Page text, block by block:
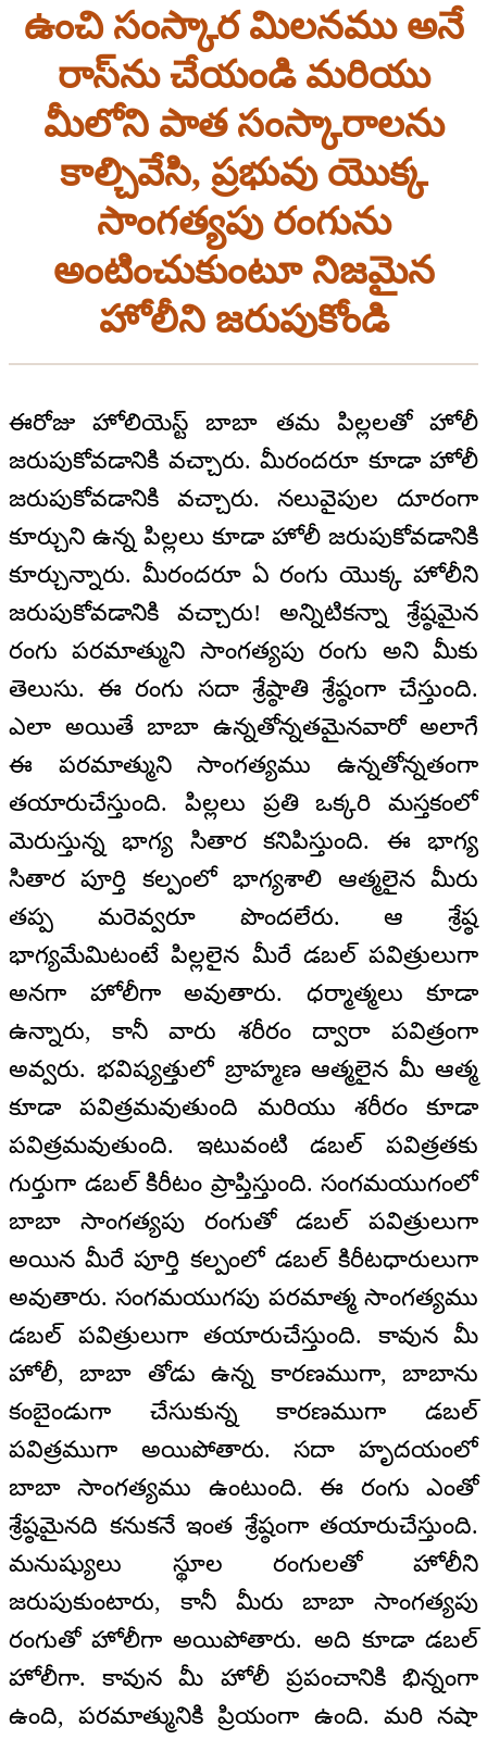
ఉంచి సంస్కార మిలనము అనే
రాస్‌ను చేయండి మరియు
మీలోని పాత సంస్కారాలను
కాల్చివేసి, ప్రభువు యొక్క
సాంగత్యపు రంగును
అంటించుకుంటూ నిజమైన
హోలీని జరుపుకోండి
ఈరోజు హోలియెస్ట్ బాబా తమ పిల్లలతో హోలీ
జరుపుకోవడానికి వచ్చారు. మీరందరూ కూడా హోలీ
జరుపుకోవడానికి వచ్చారు. నలువైపుల దూరంగా
కూర్చుని ఉన్న పిల్లలు కూడా హోలీ జరుపుకోవడానికి
కూర్చున్నారు. మీరందరూ ఏ రంగు యొక్క హోలీని
జరుపుకోవడానికి వచ్చారు! అన్నిటికన్నా శ్రేష్ఠమైన
రంగు పరమాత్ముని సాంగత్యపు రంగు అని మీకు
తెలుసు. ఈ రంగు సదా శ్రేష్ఠాతి శ్రేష్ఠంగా చేస్తుంది.
ఎలా అయితే బాబా ఉన్నతోన్నతమైనవారో అలాగే
ఈ పరమాత్ముని సాంగత్యము ఉన్నతోన్నతంగా
తయారుచేస్తుంది. పిల్లలు ప్రతి ఒక్కరి మస్తకంలో
మెరుస్తున్న భాగ్య సితార కనిపిస్తుంది. ఈ భాగ్య
సితార పూర్తి కల్పంలో భాగ్యశాలి ఆత్మలైన మీరు
తప్ప మరెవ్వరూ పొందలేరు. ఆ శ్రేష్ఠ
భాగ్యమేమిటంటే పిల్లలైన మీరే డబల్ పవిత్రులుగా
అనగా హోలీగా అవుతారు. ధర్మాత్మలు కూడా
ఉన్నారు, కానీ వారు శరీరం ద్వారా పవిత్రంగా
అవ్వరు. భవిష్యత్తులో బ్రాహ్మణ ఆత్మలైన మీ ఆత్మ
కూడా పవిత్రమవుతుంది మరియు శరీరం కూడా
పవిత్రమవుతుంది. ఇటువంటి డబల్ పవిత్రతకు
గుర్తుగా డబల్ కిరీటం ప్రాప్తిస్తుంది. సంగమయుగంలో
బాబా సాంగత్యపు రంగుతో డబల్ పవిత్రులుగా
అయిన మీరే పూర్తి కల్పంలో డబల్ కిరీటధారులుగా
అవుతారు. సంగమయుగపు పరమాత్మ సాంగత్యము
డబల్ పవిత్రులుగా తయారుచేస్తుంది. కావున మీ
హోలీ, బాబా తోడు ఉన్న కారణముగా, బాబాను
కంబైండుగా చేసుకున్న కారణముగా డబల్
పవిత్రముగా అయిపోతారు. సదా హృదయంలో
బాబా సాంగత్యము ఉంటుంది. ఈ రంగు ఎంతో
శ్రేష్ఠమైనది కనుకనే ఇంత శ్రేష్ఠంగా తయారుచేస్తుంది.
మనుష్యులు స్థూల రంగులతో హోలీని
జరుపుకుంటారు, కానీ మీరు బాబా సాంగత్యపు
రంగుతో హోలీగా అయిపోతారు. అది కూడా డబల్
హోలీగా. కావున మీ హోలీ ప్రపంచానికి భిన్నంగా
ఉంది, పరమాత్మునికి ప్రియంగా ఉంది. మరి నషా